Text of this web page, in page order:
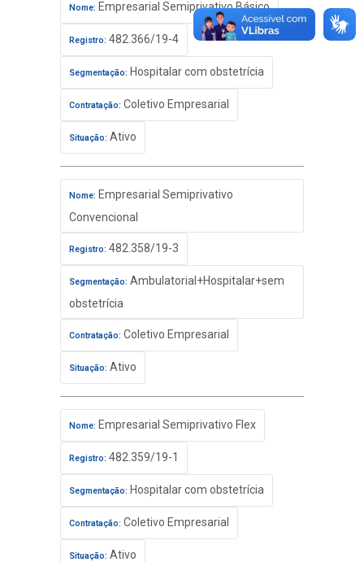
Nome: Empresarial Semiprivativo Básico
Registro: 482.366/19-4
Segmentação: Hospitalar com obstetrícia
Contratação: Coletivo Empresarial
Situação: Ativo
Nome: Empresarial Semiprivativo
Convencional
Registro: 482.358/19-3
Segmentação: Ambulatorial+Hospitalar+sem
obstetrícia
Contratação: Coletivo Empresarial
Situação: Ativo
Nome: Empresarial Semiprivativo Flex
Registro: 482.359/19-1
Segmentação: Hospitalar com obstetrícia
Contratação: Coletivo Empresarial
Situação: Ativo